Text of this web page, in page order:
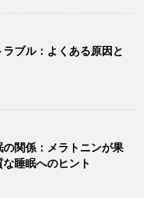
ブル：よくある原因と
関係：メラトニンが果
睡眠へのヒント